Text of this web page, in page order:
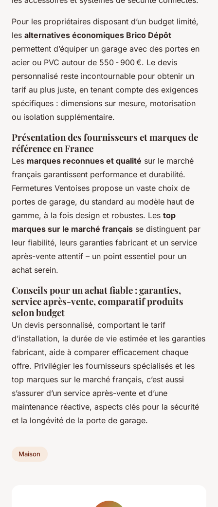
Pour les propriétaires disposant d’un budget limité,
les alternatives économiques Brico Dépôt
permettent d’équiper un garage avec des portes en
acier ou PVC autour de 550 - 900 €. Le devis
personnalisé reste incontournable pour obtenir un
tarif au plus juste, en tenant compte des exigences
spécifiques : dimensions sur mesure, motorisation
ou isolation supplémentaire.
Présentation des fournisseurs et marques de
référence en France
Les marques reconnues et qualité sur le marché
français garantissent performance et durabilité.
Fermetures Ventoises propose un vaste choix de
portes de garage, du standard au modèle haut de
gamme, à la fois design et robustes. Les top
marques sur le marché français se distinguent par
leur fiabilité, leurs garanties fabricant et un service
après-vente attentif – un point essentiel pour un
achat serein.
Conseils pour un achat fiable : garanties,
service après-vente, comparatif produits
selon budget
Un devis personnalisé, comportant le tarif
d’installation, la durée de vie estimée et les garanties
fabricant, aide à comparer efficacement chaque
offre. Privilégier les fournisseurs spécialisés et les
top marques sur le marché français, c’est aussi
s’assurer d’un service après-vente et d’une
maintenance réactive, aspects clés pour la sécurité
et la longévité de la porte de garage.
Maison